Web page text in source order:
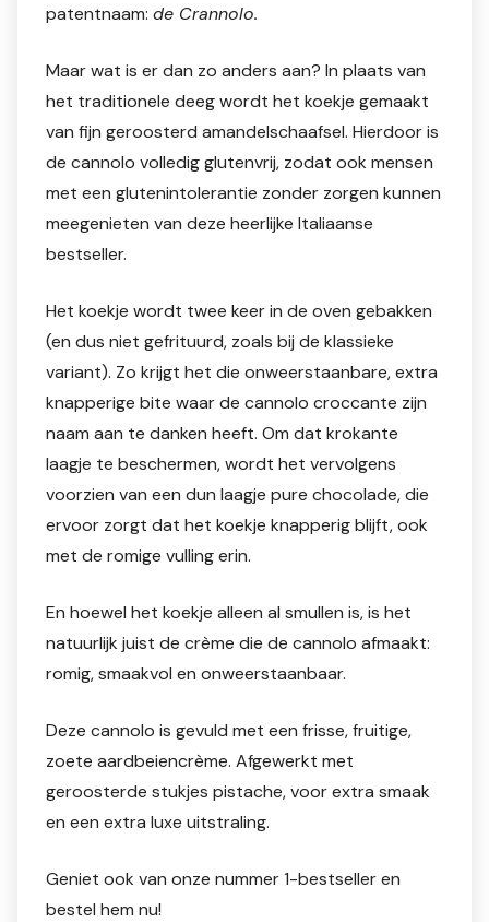
patentnaam: de Crannolo.
Maar wat is er dan zo anders aan? In plaats van
het traditionele deeg wordt het koekje gemaakt
van fijn geroosterd amandelschaafsel. Hierdoor is
de cannolo volledig glutenvrij, zodat ook mensen
met een glutenintolerantie zonder zorgen kunnen
meegenieten van deze heerlijke Italiaanse
bestseller.
Het koekje wordt twee keer in de oven gebakken
(en dus niet gefrituurd, zoals bij de klassieke
variant). Zo krijgt het die onweerstaanbare, extra
knapperige bite waar de cannolo croccante zijn
naam aan te danken heeft. Om dat krokante
laagje te beschermen, wordt het vervolgens
voorzien van een dun laagje pure chocolade, die
ervoor zorgt dat het koekje knapperig blijft, ook
met de romige vulling erin.
En hoewel het koekje alleen al smullen is, is het
natuurlijk juist de crème die de cannolo afmaakt:
romig, smaakvol en onweerstaanbaar.
Deze cannolo is gevuld met een frisse, fruitige,
zoete aardbeiencrème. Afgewerkt met
geroosterde stukjes pistache, voor extra smaak
en een extra luxe uitstraling.
Geniet ook van onze nummer 1-bestseller en
bestel hem nu!